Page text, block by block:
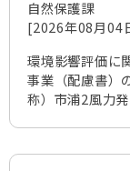
自然保護課
[2026年08月04
環境影響評価に
事業（配慮書）
称）市浦2風力